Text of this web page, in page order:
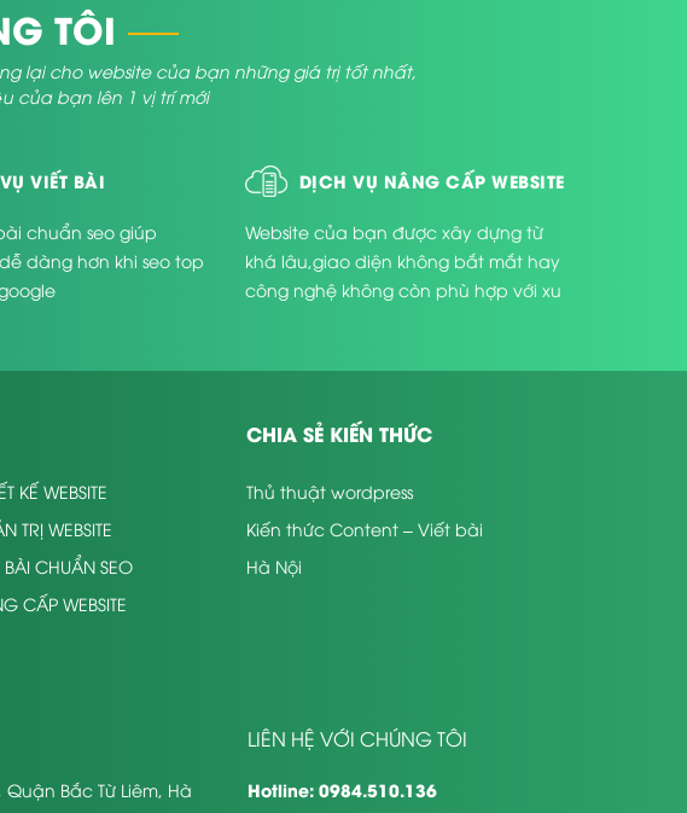
TÔI
lại cho website của bạn những giá trị tốt nhất,
của bạn lên 1 vị trí mới
VIẾT BÀI
chuẩn seo giúp
dàng hơn khi seo top
DỊCH VỤ NÂNG CẤP WEBSITE
Website của bạn được xây dựng từ
khá lâu,giao diện không bắt mắt hay
công nghệ không còn phù hợp với xu
KẾ WEBSITE
TRỊ WEBSITE
BÀI CHUẨN SEO
CẤP WEBSITE
CHIA SẺ KIẾN THỨC
Thủ thuật wordpress
Kiến thức Content – Viết bài
Hà Nội
Bắc Từ Liêm, Hà
LIÊN HỆ VỚI CHÚNG TÔI
Hotline: 0984.510.136